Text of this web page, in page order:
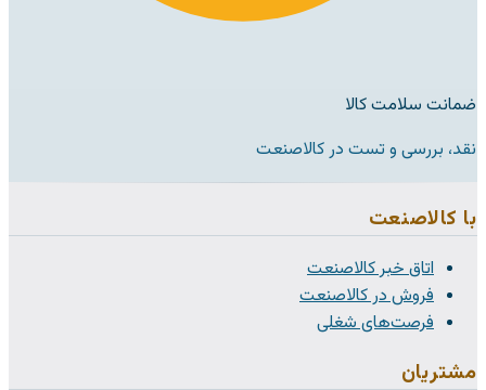
ضمانت سلامت کالا
نقد، بررسی و تست در کالاصنعت
با کالاصنعت
اتاق خبر کالاصنعت
فروش در کالاصنعت
فرصت‌های شغلی
مشتریان